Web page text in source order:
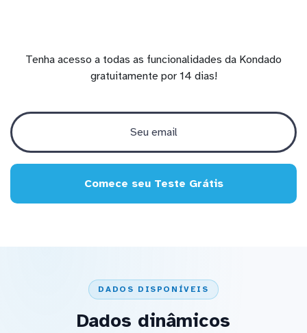
Tenha acesso a todas as funcionalidades da Kondado
gratuitamente por 14 dias!
Comece seu Teste Grátis
DADOS DISPONÍVEIS
Dados dinâmicos